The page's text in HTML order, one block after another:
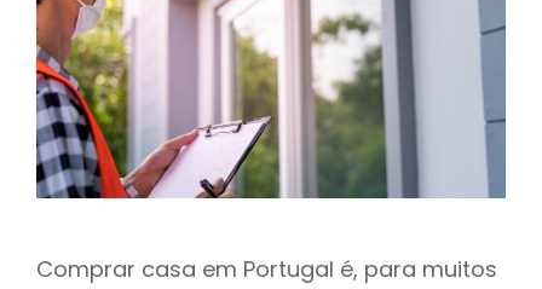
Comprar casa em Portugal é, para muitos